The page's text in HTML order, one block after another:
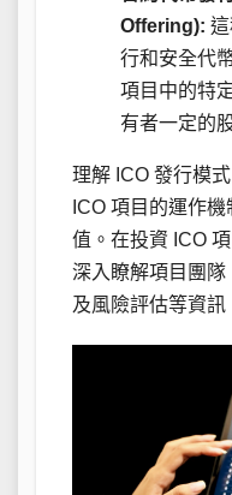
Offering):
行和安全代
項目中的特
有者一定的
理解 ICO 發行模
ICO 項目的運作
值。在投資 ICO
深入瞭解項目團
及風險評估等資訊